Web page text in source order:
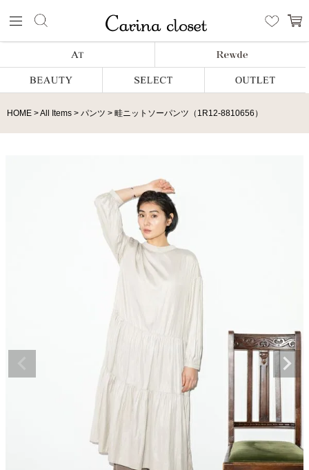
HOME All Items パンツ 畦ニットソーパンツ（1R12-8810656）